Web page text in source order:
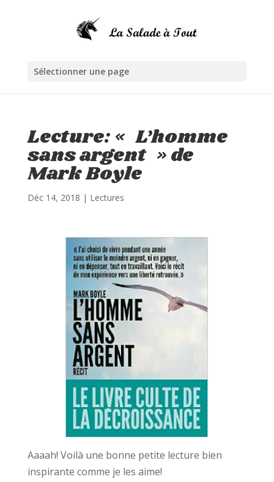
Sélectionner une page
Lecture: « L’homme
sans argent » de
Mark Boyle
Déc 14, 2018 | Lectures
Aaaah! Voilà une bonne petite lecture bien
inspirante comme je les aime!